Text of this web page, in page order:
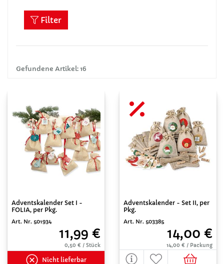
Gefundene Artikel: 16
Filter
Adventskalender Set I -
FOLIA, per Pkg.
Art. Nr. 501934
11,99 €
0,50 € / Stück
Nicht lieferbar
Adventskalender - Set II, per
Pkg.
Art. Nr. 503385
14,00 €
14,00 € / Packung